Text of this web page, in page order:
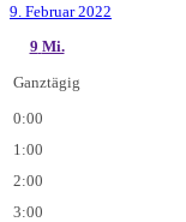
9. Februar 2022
9 Mi.
Ganztägig
0:00
1:00
2:00
3:00